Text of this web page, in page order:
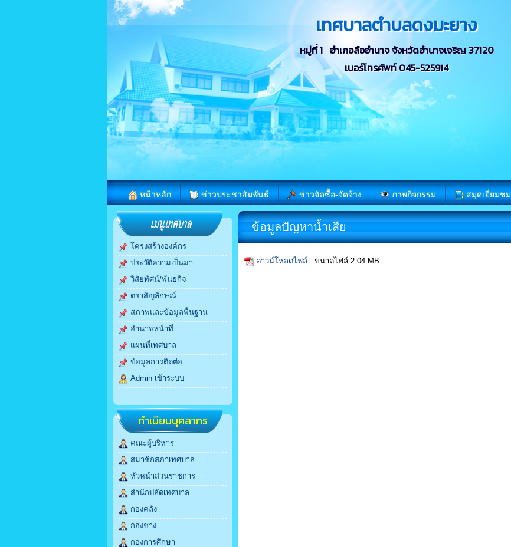
เทศบาลตำบลดงมะยาง
หมู่ที่ 1 อำเภอลืออำนาจ จังหวัดอำนาจเจริญ 37120
เบอร์โทรศัพท์ 045-525914
หน้าหลัก ข่าวประชาสัมพันธ์ ข่าวจัดซื้อ-จัดจ้าง ภาพกิจกรรม สมุดเยี่ยมชม
โครงสร้างองค์กร
ประวัติความเป็นมา
วิสัยทัศน์/พันธกิจ
ตราสัญลักษณ์
สภาพและข้อมูลพื้นฐาน
อำนาจหน้าที่
แผนที่เทศบาล
ข้อมูลการติดต่อ
Admin เข้าระบบ
ทำเนียบบุคลากร
คณะผู้บริหาร
สมาชิกสภาเทศบาล
หัวหน้าส่วนราชการ
สำนักปลัดเทศบาล
กองคลัง
กองช่าง
กองการศึกษา
ข้อมูลปัญหาน้ำเสีย
ดาวน์โหลดไฟล์ ขนาดไฟล์ 2.04 MB